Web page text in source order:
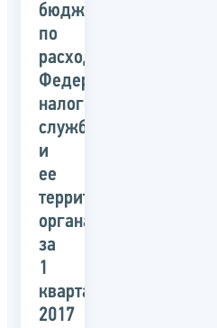
бюджета
по
расходам
Федеральной
налоговой
службой
и
ее
территориальными
органами
за
1
квартал
2017